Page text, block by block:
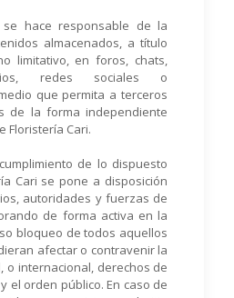
se hace responsable de la
almacenados, a título
limitativo, en foros, chats,
redes sociales o
que permita a terceros
de la forma independiente
Floristería Cari.
de lo dispuesto
Cari se pone a disposición
autoridades y fuerzas de
de forma activa en la
bloqueo de todos aquellos
afectar o contravenir la
o internacional, derechos de
el orden público. En caso de